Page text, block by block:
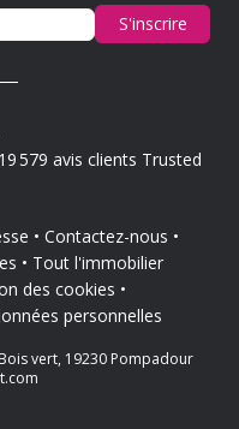
S'inscrire
579 avis clients Trusted
Contactez-nous
Tout l'immobilier
des cookies
personnelles
vert, 19230 Pompadour